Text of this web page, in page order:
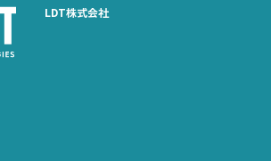
LDT株式会社